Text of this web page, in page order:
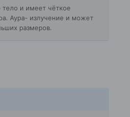
и имеет чёткое
Аура- излучение и может
размеров.